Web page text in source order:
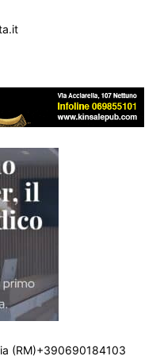
(RM)+390690184103